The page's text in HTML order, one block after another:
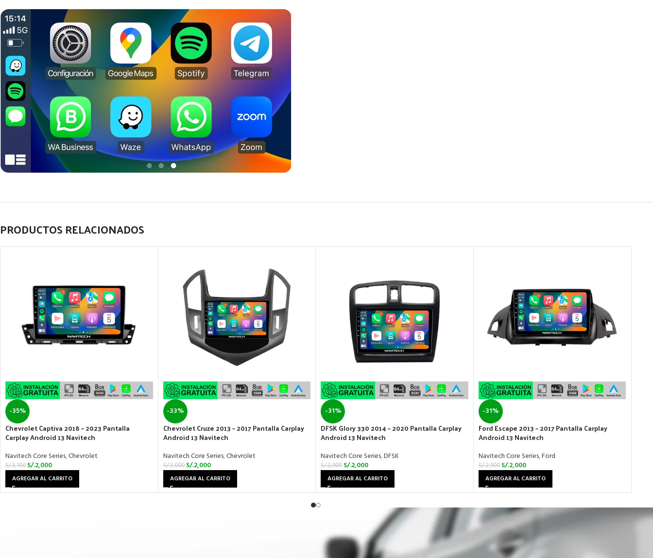
PRODUCTOS RELACIONADOS
-35%
Chevrolet Captiva 2018 – 2023 Pantalla
Carplay Android 13 Navitech
Navitech Core Series,Chevrolet
S/.3,100 S/.2,000
AGREGAR AL CARRITO
-33%
Chevrolet Cruze 2013 – 2017 Pantalla Carplay
Android 13 Navitech
Navitech Core Series,Chevrolet
S/.3,000 S/.2,000
AGREGAR AL CARRITO
-31%
DFSK Glory 330 2014 – 2020 Pantalla Carplay
Android 13 Navitech
Navitech Core Series,DFSK
S/.2,900 S/.2,000
AGREGAR AL CARRITO
-31%
Ford Escape 2013 – 2017 Pantalla Carplay
Android 13 Navitech
Navitech Core Series,Ford
S/.2,900 S/.2,000
AGREGAR AL CARRITO